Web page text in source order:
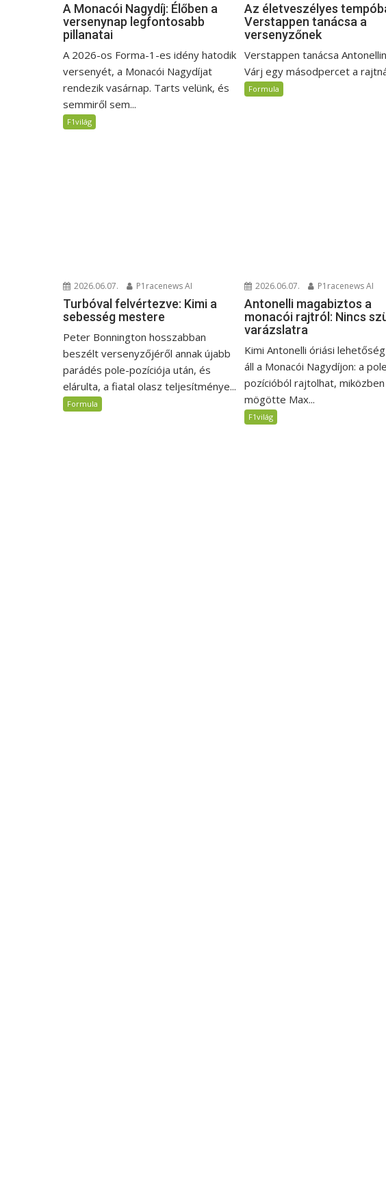
A Monacói Nagydíj: Élőben a
versenynap legfontosabb
pillanatai
A 2026-os Forma-1-es idény hatodik
versenyét, a Monacói Nagydíjat
rendezik vasárnap. Tarts velünk, és
semmiről sem...
F1világ
Az életveszélyes
Verstappen tanácsa a
versenyzőnek
Verstappen tanácsa
Várj egy másodpercet a
Formula
2026.06.07. P1racenews AI
Turbóval felvértezve: Kimi a
sebesség mestere
Peter Bonnington hosszabban
beszélt versenyzőjéről annak újabb
parádés pole-pozíciója után, és
elárulta, a fiatal olasz teljesítménye...
Formula
2026.06.07. P1racenews AI
Antonelli magabiztos a
monacói rajtról: Nincs
varázslatra
Kimi Antonelli óriási
áll a Monacói Nagydíjon: a pole
pozícióból rajtolhat, miközben
mögötte Max...
F1világ